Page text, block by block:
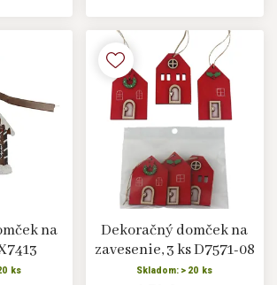
na
ks
Dekoračný domček na
zavesenie, 3 ks D7571-08
Skladom: > 20 ks